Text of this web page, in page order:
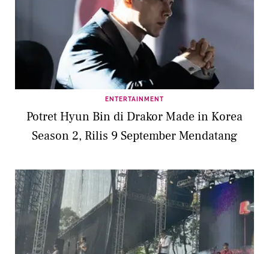
ENTERTAINMENT
Potret Hyun Bin di Drakor Made in Korea
Season 2, Rilis 9 September Mendatang